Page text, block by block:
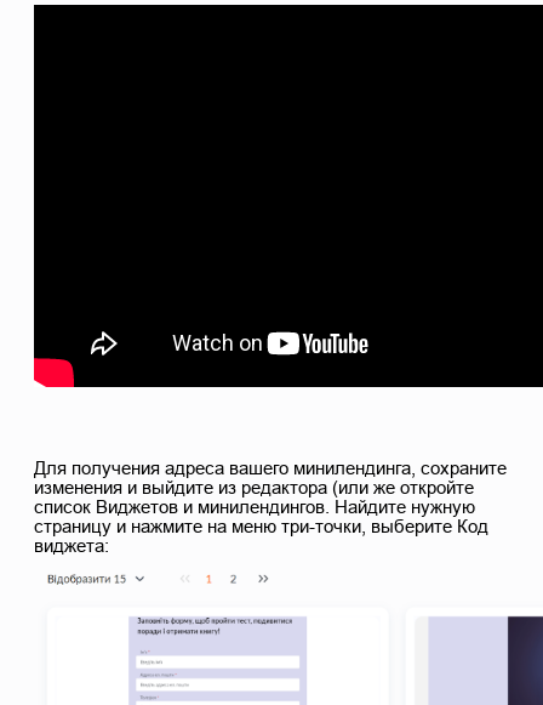
Для получения адреса вашего минилендинга, сохраните
изменения и выйдите из редактора (или же откройте
список Виджетов и минилендингов. Найдите нужную
страницу и нажмите на меню три-точки, выберите Код
виджета: